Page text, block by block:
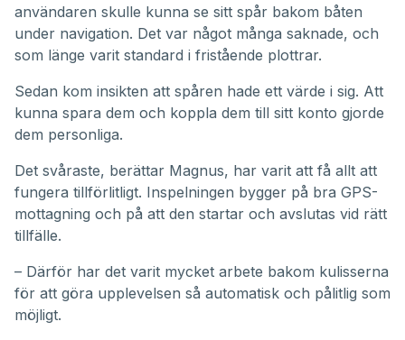
användaren skulle kunna se sitt spår bakom båten
under navigation. Det var något många saknade, och
som länge varit standard i fristående plottrar.
Sedan kom insikten att spåren hade ett värde i sig. Att
kunna spara dem och koppla dem till sitt konto gjorde
dem personliga.
Det svåraste, berättar Magnus, har varit att få allt att
fungera tillförlitligt. Inspelningen bygger på bra GPS-
mottagning och på att den startar och avslutas vid rätt
tillfälle.
– Därför har det varit mycket arbete bakom kulisserna
för att göra upplevelsen så automatisk och pålitlig som
möjligt.